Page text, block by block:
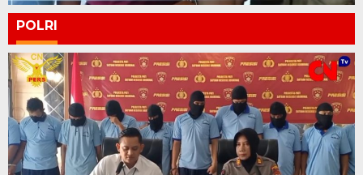
POLRI